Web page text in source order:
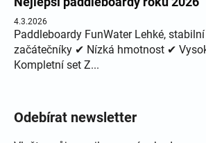
4.3.2026
Paddleboardy FunWater Lehké,
začátečníky ✔ Nízká hmotnost ✔
Kompletní set Z...
Odebírat newsletter